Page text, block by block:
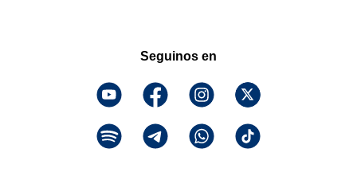
Seguinos en